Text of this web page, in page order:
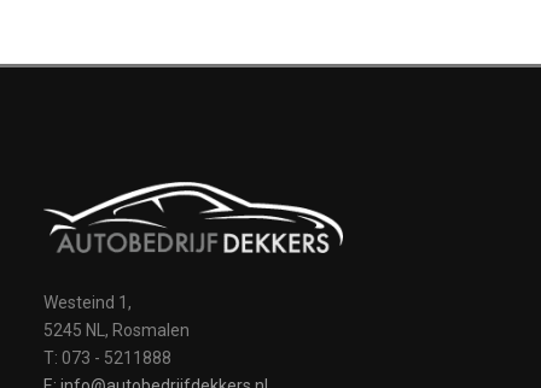
Westeind 1,
5245 NL, Rosmalen
T: 073 - 5211888